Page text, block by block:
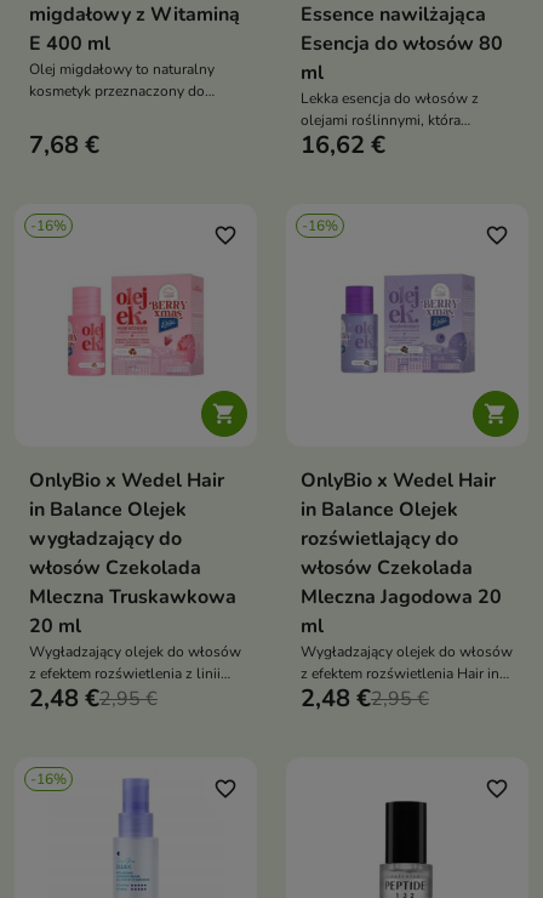
migdałowy z Witaminą
E 400 ml
Olej migdałowy to naturalny
kosmetyk przeznaczony do
Bogaty w witaminę E oraz cenne
kwasy tłuszczowe intensywnie
7,68 €
Essence nawilżająca
Esencja do włosów 80
ml
Lekka esencja do włosów z
olejami roślinnymi, która
wygładza pasma, nadaje im
16,62 €
-16%

favorite_border
OnlyBio x Wedel Hair
in Balance Olejek
wygładzający do
włosów Czekolada
Mleczna Truskawkowa
20 ml
Wygładzający olejek do włosów
z efektem rozświetlenia z linii
Hair in Balance zapewnia
dla suchych i matowych
2,48 €2,95 €
-16%

favorite_border
OnlyBio x Wedel Hair
in Balance Olejek
rozświetlający do
włosów Czekolada
Mleczna Jagodowa 20
ml
Wygładzający olejek do włosów
z efektem rozświetlenia Hair in
Balance Berry Xmas nadaje
idealny dla suchych i matowych
2,48 €2,95 €
-16% favorite_border favorite_border